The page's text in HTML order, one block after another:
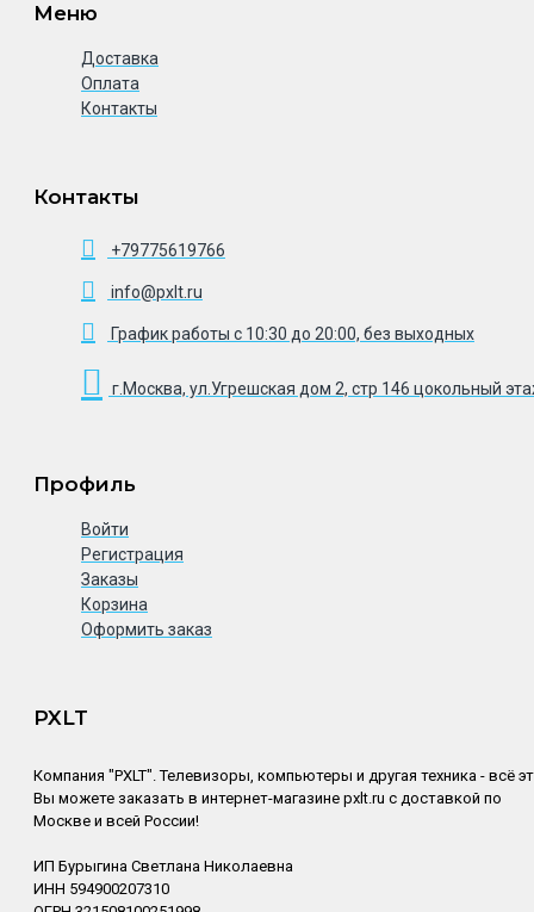
Меню
Доставка
Оплата
Контакты
Контакты
+79775619766
info@pxlt.ru
График работы с 10:30 до 20:00, без выходных
г.Москва, ул.Угрешская дом 2, стр 146 цокольный
Профиль
Войти
Регистрация
Заказы
Корзина
Оформить заказ
PXLT
Компания "PXLT". Телевизоры, компьютеры и другая техника - всё
Вы можете заказать в интернет-магазине pxlt.ru с доставкой по
Москве и всей России!
ИП Бурыгина Светлана Николаевна
ИНН 594900207310